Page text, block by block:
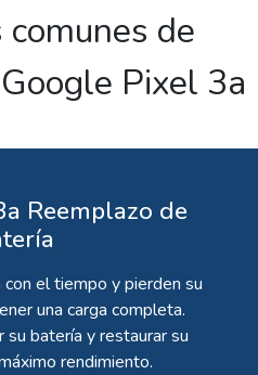
de
Pixel 3a
Reemplazo de
el tiempo y pierden su
una carga completa.
batería y restaurar su
rendimiento.